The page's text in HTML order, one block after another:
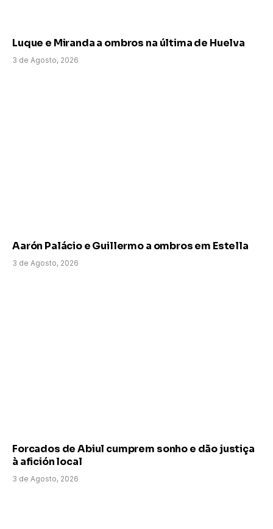
Luque e Miranda a ombros na última de Huelva
3 de Agosto, 2026
Aarón Palácio e Guillermo a ombros em Estella
3 de Agosto, 2026
Forcados de Abiul cumprem sonho e dão justiça
à afición local
3 de Agosto, 2026